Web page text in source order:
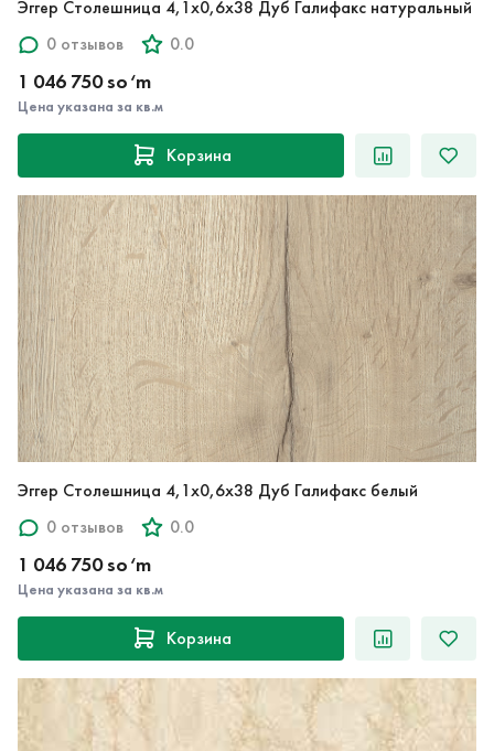
0 отзывов
0.0
1 046 750 so‘m
Цена указана за кв.м
Эггер Столешница 4,1х0,6х38 Дуб Галифакс белый
0 отзывов
0.0
1 046 750 so‘m
Цена указана за кв.м